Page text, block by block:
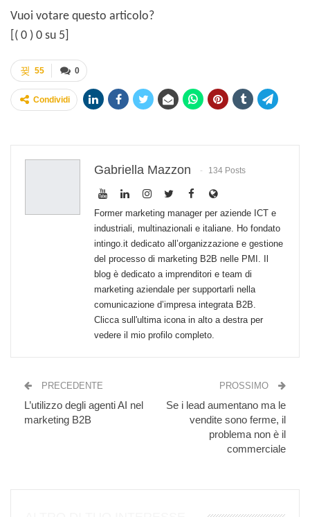
Vuoi votare questo articolo?
[( 0 ) 0 su 5]
0
55
Condividi
Gabriella Mazzon 134 Posts
Former marketing manager per aziende ICT e
industriali, multinazionali e italiane. Ho fondato
intingo.it dedicato all’organizzazione e gestione
del processo di marketing B2B nelle PMI. Il
blog è dedicato a imprenditori e team di
marketing aziendale per supportarli nella
comunicazione d’impresa integrata B2B.
Clicca sull'ultima icona in alto a destra per
vedere il mio profilo completo.
PRECEDENTE
L’utilizzo degli agenti AI nel
marketing B2B
PROSSIMO
Se i lead aumentano ma le
vendite sono ferme, il
problema non è il
commerciale